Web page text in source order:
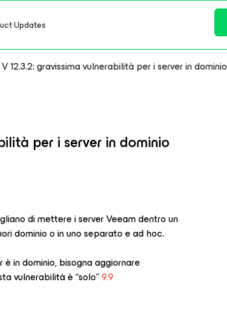
Updates
12.3.2: gravissima vulnerabilità per i server in dominio
per i server in dominio
di mettere i server Veeam dentro un
dominio o in uno separato e ad hoc.
in dominio, bisogna aggiornare
vulnerabilità è “solo”9.9